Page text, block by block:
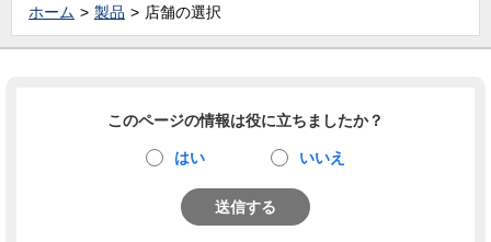
ホーム 製品 店舗の選択
このページの情報は役に立ちましたか？
はい いいえ
送信する